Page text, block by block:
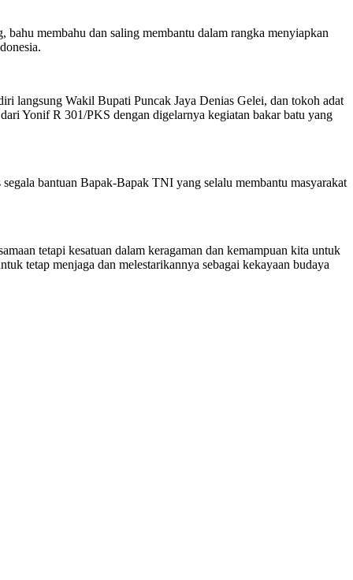
membahu dan saling membantu dalam rangka menyiapkan
langsung Wakil Bupati Puncak Jaya Denias Gelei, dan tokoh adat
Yonif R 301/PKS dengan digelarnya kegiatan bakar batu yang
bantuan Bapak-Bapak TNI yang selalu membantu masyarakat
tetapi kesatuan dalam keragaman dan kemampuan kita untuk
tetap menjaga dan melestarikannya sebagai kekayaan budaya